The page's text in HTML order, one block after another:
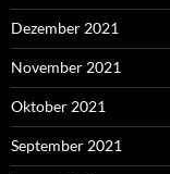
Dezember 2021
November 2021
Oktober 2021
September 2021